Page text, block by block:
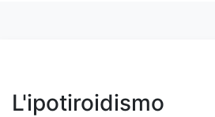
L'ipotiroidismo